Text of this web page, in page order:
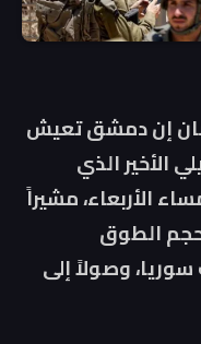
إن دمشق تعيش
الأخير الذي
الأربعاء، مشيراً
الطوق
وصولاً إلى